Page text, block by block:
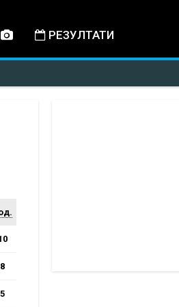
РЕЗУЛТАТИ
8
5